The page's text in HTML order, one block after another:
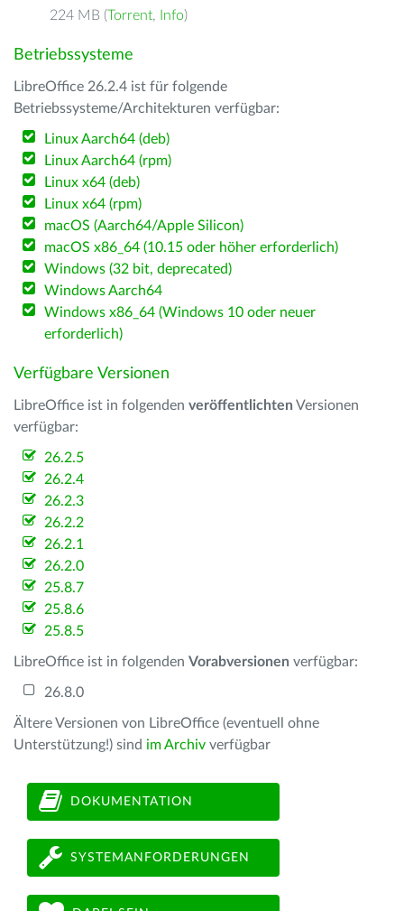
224 MB (Torrent, Info)
Betriebssysteme
LibreOffice 26.2.4 ist für folgende
Betriebssysteme/Architekturen verfügbar:
Linux Aarch64 (deb)
Linux Aarch64 (rpm)
Linux x64 (deb)
Linux x64 (rpm)
macOS (Aarch64/Apple Silicon)
macOS x86_64 (10.15 oder höher erforderlich)
Windows (32 bit, deprecated)
Windows Aarch64
Windows x86_64 (Windows 10 oder neuer
erforderlich)
Verfügbare Versionen
LibreOffice ist in folgenden veröffentlichten Versionen
verfügbar:
26.2.5
26.2.4
26.2.3
26.2.2
26.2.1
26.2.0
25.8.7
25.8.6
25.8.5
LibreOffice ist in folgenden Vorabversionen verfügbar:
26.8.0
Ältere Versionen von LibreOffice (eventuell ohne
Unterstützung!) sind im Archiv verfügbar
DOKUMENTATION
SYSTEMANFORDERUNGEN